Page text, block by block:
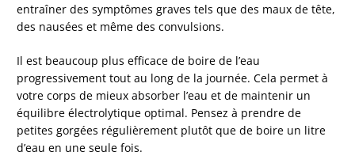
entraîner des symptômes graves tels que des maux de tête,
des nausées et même des convulsions.
Il est beaucoup plus efficace de boire de l’eau
progressivement tout au long de la journée. Cela permet à
votre corps de mieux absorber l’eau et de maintenir un
équilibre électrolytique optimal. Pensez à prendre de
petites gorgées régulièrement plutôt que de boire un litre
d’eau en une seule fois.